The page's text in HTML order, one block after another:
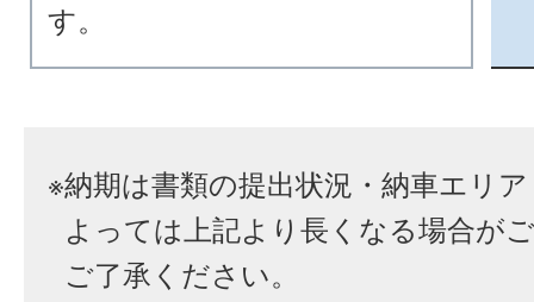
す。
※納期は書類の提出状況・納車エリ
よっては上記より長くなる場合が
ご了承ください。